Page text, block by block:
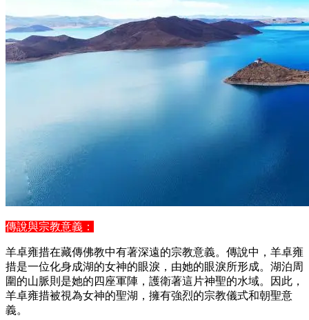
傳說與宗教意義：
羊卓雍措在藏傳佛教中有著深遠的宗教意義。傳說中，羊卓雍
措是一位化身成湖的女神的眼淚，由她的眼淚所形成。湖泊周
圍的山脈則是她的四座軍陣，護衛著這片神聖的水域。因此，
羊卓雍措被視為女神的聖湖，擁有強烈的宗教儀式和朝聖意
義。